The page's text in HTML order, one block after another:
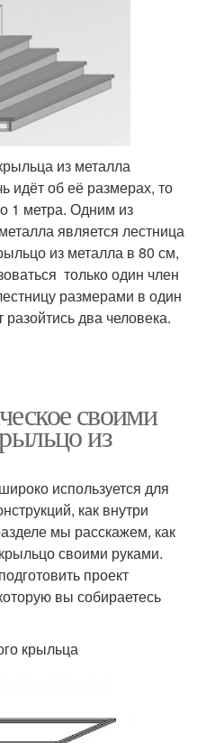
из металла
идёт об её размерах, то
1 метра. Одним из
является лестница
из металла в 80 см,
только один член
размерами в один
два человека.
своими
из
используется для
как внутри
мы расскажем, как
своими руками.
проект
вы собираетесь
крыльца